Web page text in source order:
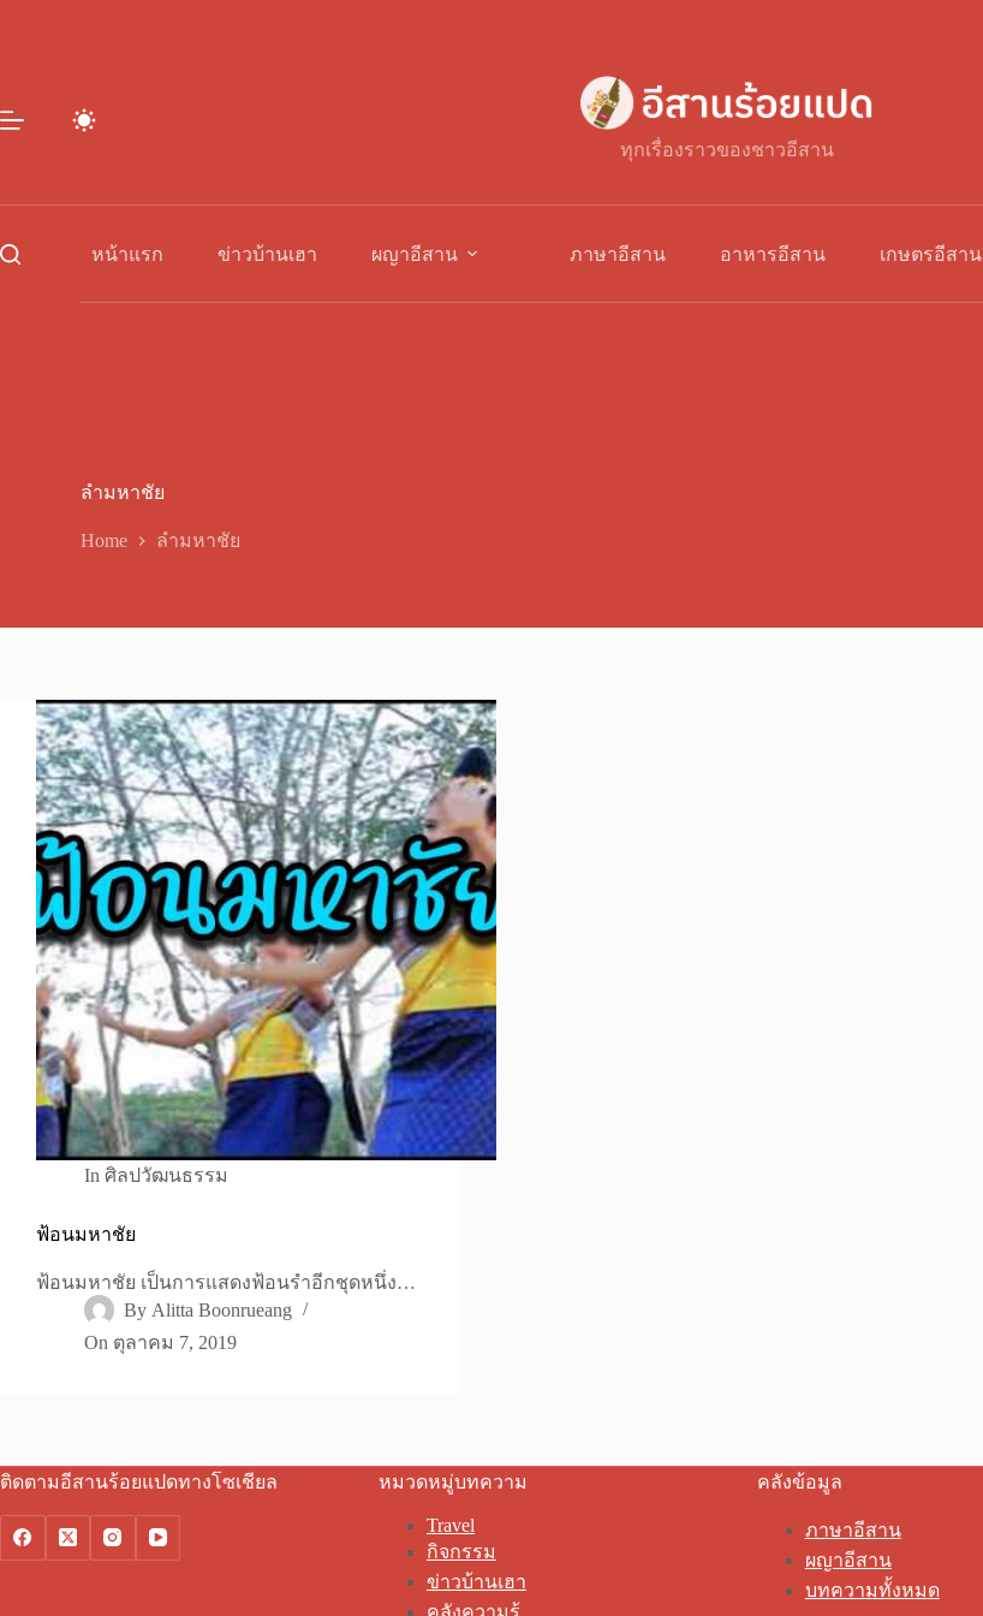
ทุกเรื่องราวของชาวอีสาน
หน้าแรก ข่าวบ้านเฮา ผญาอีสาน ภาษาอีสาน อาหารอีสาน เกษตรอีสาน
ลำมหาชัย
Home ลำมหาชัย
In ศิลปวัฒนธรรม
ฟ้อนมหาชัย
ฟ้อนมหาชัย เป็นการแสดงฟ้อนรำอีกชุดหนึ่ง…
By Alitta Boonrueang
On ตุลาคม 7, 2019
ติดตามอีสานร้อยแปดทางโซเชียล หมวดหมู่บทความ
Travel
กิจกรรม
ข่าวบ้านเฮา
คลังข้อมูล
ภาษาอีสาน
ผญาอีสาน
บทความทั้งหมด